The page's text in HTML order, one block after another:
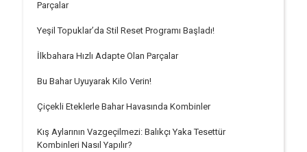
Parçalar
Yeşil Topuklar’da Stil Reset Programı Başladı!
İlkbahara Hızlı Adapte Olan Parçalar
Bu Bahar Uyuyarak Kilo Verin!
Çiçekli Eteklerle Bahar Havasında Kombinler
Kış Aylarının Vazgeçilmezi: Balıkçı Yaka Tesettür
Kombinleri Nasıl Yapılır?